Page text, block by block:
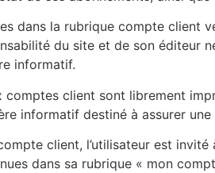
dans la rubrique compte client
du site et de son éditeur
informatif.
comptes client sont librement
informatif destiné à assurer
client, l’utilisateur est
dans sa rubrique « mon